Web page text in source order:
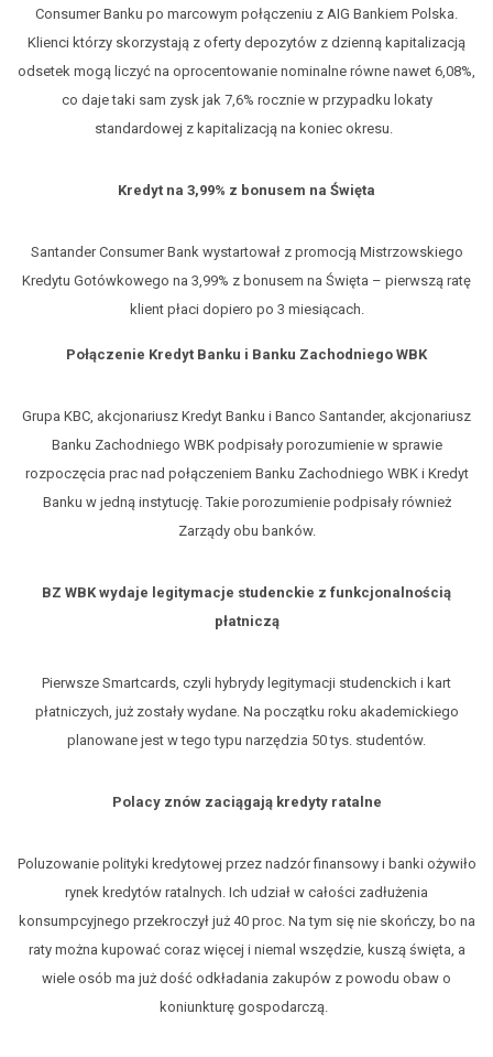
Consumer Banku po marcowym połączeniu z AIG Bankiem Polska.
Klienci którzy skorzystają z oferty depozytów z dzienną kapitalizacją
odsetek mogą liczyć na oprocentowanie nominalne równe nawet 6,08%,
co daje taki sam zysk jak 7,6% rocznie w przypadku lokaty
standardowej z kapitalizacją na koniec okresu.
Kredyt na 3,99% z bonusem na Święta
Santander Consumer Bank wystartował z promocją Mistrzowskiego
Kredytu Gotówkowego na 3,99% z bonusem na Święta – pierwszą ratę
klient płaci dopiero po 3 miesiącach.
Połączenie Kredyt Banku i Banku Zachodniego WBK
Grupa KBC, akcjonariusz Kredyt Banku i Banco Santander, akcjonariusz
Banku Zachodniego WBK podpisały porozumienie w sprawie
rozpoczęcia prac nad połączeniem Banku Zachodniego WBK i Kredyt
Banku w jedną instytucję. Takie porozumienie podpisały również
Zarządy obu banków.
BZ WBK wydaje legitymacje studenckie z funkcjonalnością
płatniczą
Pierwsze Smartcards, czyli hybrydy legitymacji studenckich i kart
płatniczych, już zostały wydane. Na początku roku akademickiego
planowane jest w tego typu narzędzia 50 tys. studentów.
Polacy znów zaciągają kredyty ratalne
Poluzowanie polityki kredytowej przez nadzór finansowy i banki ożywiło
rynek kredytów ratalnych. Ich udział w całości zadłużenia
konsumpcyjnego przekroczył już 40 proc. Na tym się nie skończy, bo na
raty można kupować coraz więcej i niemal wszędzie, kuszą święta, a
wiele osób ma już dość odkładania zakupów z powodu obaw o
koniunkturę gospodarczą.